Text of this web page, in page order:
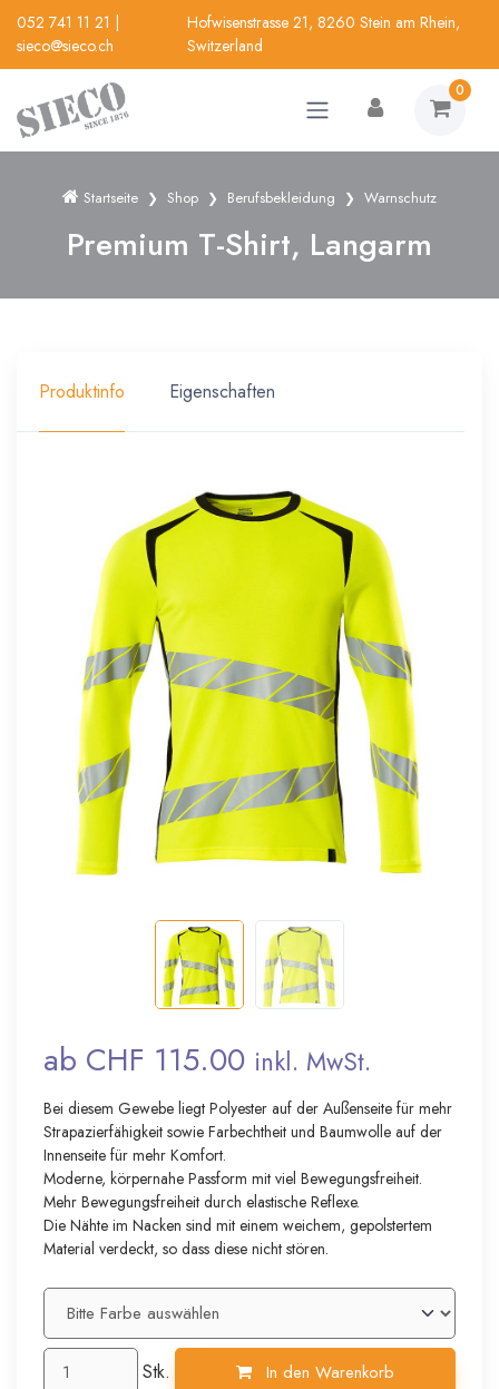
052 741 11 21
sieco@sieco.ch
Hofwisenstrasse 21, 8260 Stein am Rhein,
Switzerland
0
Startseite Shop Berufsbekleidung Warnschutz
Premium T-Shirt, Langarm
Produktinfo Eigenschaften
ab CHF 115.00 inkl. MwSt.
Bei diesem Gewebe liegt Polyester auf der Außenseite für mehr
Strapazierfähigkeit sowie Farbechtheit und Baumwolle auf der
Innenseite für mehr Komfort.
Moderne, körpernahe Passform mit viel Bewegungsfreiheit.
Mehr Bewegungsfreiheit durch elastische Reflexe.
Die Nähte im Nacken sind mit einem weichem, gepolstertem
Material verdeckt, so dass diese nicht stören.
Stk. In den Warenkorb